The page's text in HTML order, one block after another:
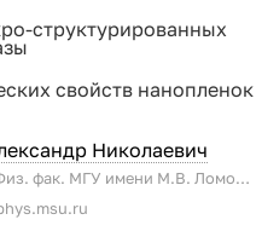
структурированных
свойств нанопленок
Николаевич
Профессор (Физ. фак. МГУ имени М.В. Ломоносова)